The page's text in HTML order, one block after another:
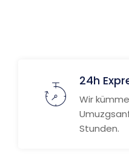
24h
Wir
Stunden.